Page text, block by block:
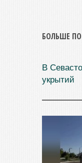
БОЛЬШЕ
В
укрытий